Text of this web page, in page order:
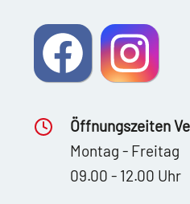
Öffnungszeiten
Montag - Freitag
09.00 - 12.00 Uhr